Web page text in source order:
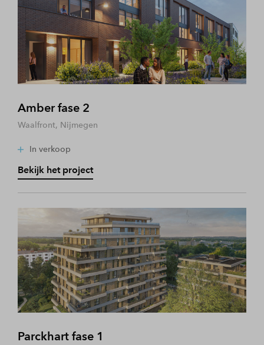
Amber fase 2
Waalfront, Nijmegen
In verkoop
Bekijk het project
Parckhart fase 1